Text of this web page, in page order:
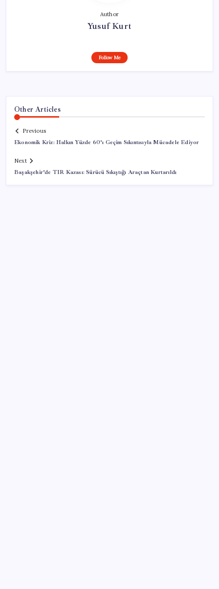
Author
Yusuf Kurt
Follow Me
Other Articles
Previous
Ekonomik Kriz: Halkın Yüzde 60’ı Geçim Sıkıntısıyla Mücadele Ediyor
Next
Başakşehir’de TIR Kazası: Sürücü Sıkıştığı Araçtan Kurtarıldı